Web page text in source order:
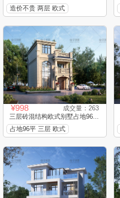
造价不贵 两层 欧式
¥998
成交量：263
三层砖混结构欧式别墅占地96...
占地96平 三层 欧式